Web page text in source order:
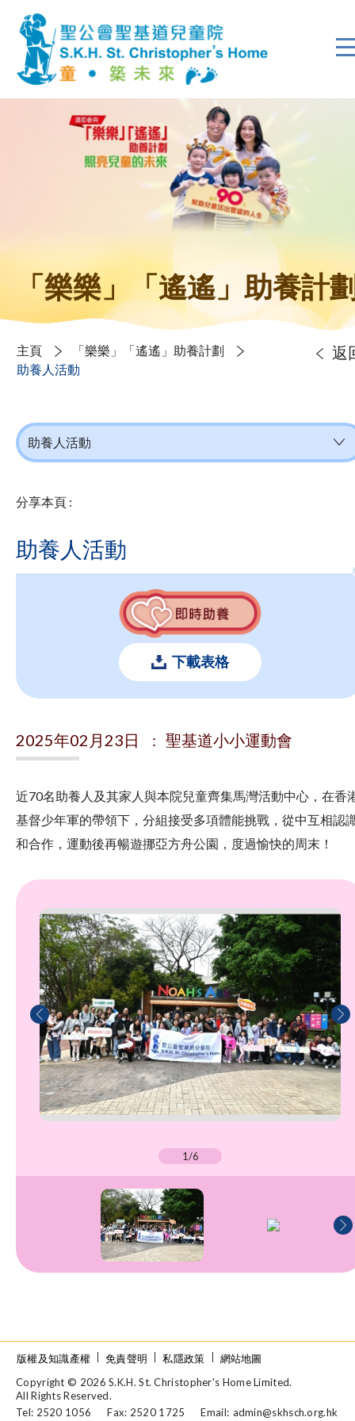
「樂樂」「遙遙」助養計
主頁
「樂樂」「遙遙」助養計劃
助養人活動
返
助養人活動
分享本頁 :
助養人活動
下載表格
2025年02月23日 : 聖基道小小運動會
近70名助養人及其家人與本院兒童齊集馬灣活動中心，在香
基督少年軍的帶領下，分組接受多項體能挑戰，從中互相認
和合作，運動後再暢遊挪亞方舟公園，度過愉快的周末！
1/6
版權及知識產權 免責聲明 私隱政策
網站地圖
Copyright © 2026 S.K.H. St. Christopher's Home Limited.
All Rights Reserved.
Tel: 2520 1056
Fax: 2520 1725 Email: admin@skhsch.org.hk